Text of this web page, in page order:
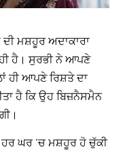
ਮਸ਼ਹੂਰ ਅਦਾਕਾਰਾ
ਹੈ। ਸੁਰਭੀ ਨੇ ਆਪਣੇ
ਹੀ ਆਪਣੇ ਰਿਸ਼ਤੇ ਦਾ
ਹੈ ਕਿ ਉਹ ਬਿਜ਼ਨੈਸਮੈਨ
ਹਰ ਘਰ ‘ਚ ਮਸ਼ਹੂਰ ਹੋ ਚੁੱਕੀ